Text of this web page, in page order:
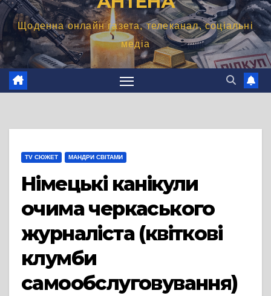
Щоденна онлайн газета, телеканал, соціальні
медіа
TV СЮЖЕТ МАНДРИ СВІТАМИ
Німецькі канікули
очима черкаського
журналіста (квіткові
клумби
самообслуговування)